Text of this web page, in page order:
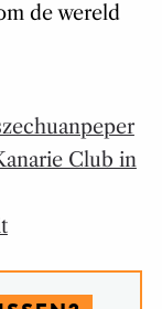
de wereld
Club in